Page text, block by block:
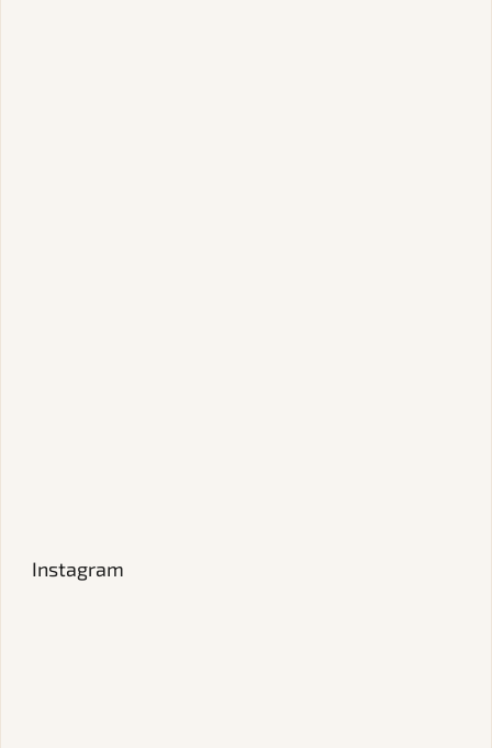
Instagram